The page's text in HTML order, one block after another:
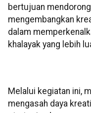
bertujuan
mengembangkan
dalam
khalayak yang lebih
Melalui kegiatan ini,
mengasah daya